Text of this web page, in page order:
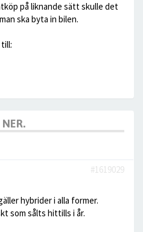
på liknande sätt skulle det
ska byta in bilen.
NER.
#1619029
hybrider i alla former.
som sålts hittills i år.